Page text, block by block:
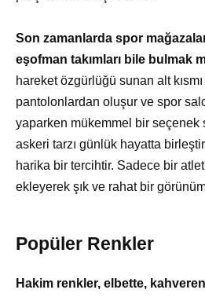
Son zamanlarda spor
eşofman takımları bile bulmak
hareket özgürlüğü sunan alt
pantolonlardan oluşur ve spor
yaparken mükemmel bir seçenek
askeri tarzı günlük hayatta
harika bir tercihtir. Sadece bir
ekleyerek şık ve rahat bir
Popüler Renkler
Hakim renkler, elbette,